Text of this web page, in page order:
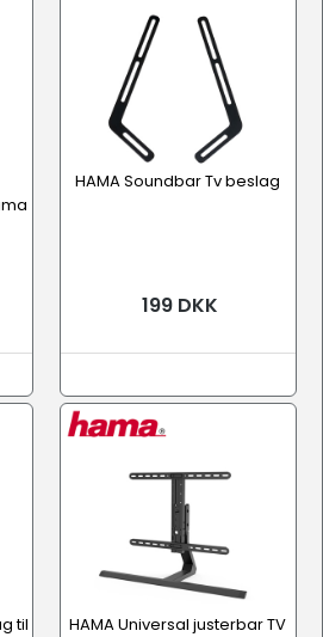
HAMA Soundbar Tv beslag
199 DKK
til
HAMA Universal justerbar TV